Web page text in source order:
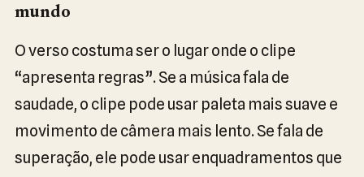
mundo
O verso costuma ser o lugar onde o clipe
“apresenta regras”. Se a música fala de
saudade, o clipe pode usar paleta mais suave e
movimento de câmera mais lento. Se fala de
superação, ele pode usar enquadramentos que